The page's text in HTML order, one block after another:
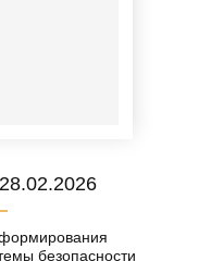
безопасности